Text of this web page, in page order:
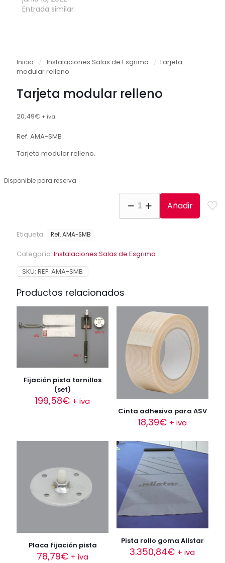
Entrada similar
Inicio / Instalaciones Salas de Esgrima / Tarjeta
modular relleno
Tarjeta modular relleno
20,49€ + iva
Ref. AMA-SMB
Tarjeta modular relleno.
Disponible para reserva
modular
relleno
Añadir
Etiqueta: Ref. AMA-SMB
Categoría: Instalaciones Salas de Esgrima
SKU: REF. AMA-SMB
Productos relacionados
Fijación pista tornillos
(set)
199,58€ + iva
Cinta adhesiva para ASV
18,39€ + iva
Placa fijación pista
78,79€ + iva
Pista rollo goma Allstar
3.350,84€ + iva